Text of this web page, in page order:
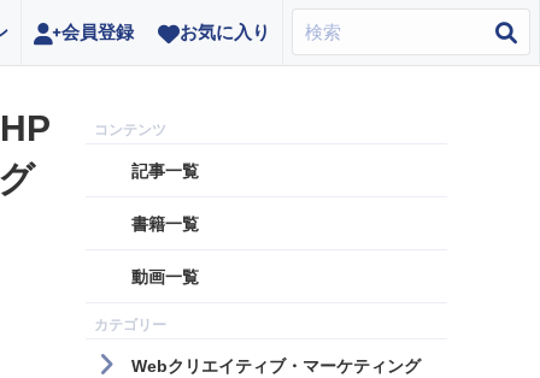
会員登録 お気に入り
記事一覧
書籍一覧
動画一覧
Webクリエイティブ・マーケティング